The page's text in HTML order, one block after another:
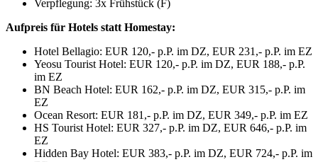
Verpflegung: 3x Frühstück (F)
Aufpreis für Hotels statt Homestay:
Hotel Bellagio: EUR 120,- p.P. im DZ, EUR 231,- p.P. im EZ
Yeosu Tourist Hotel: EUR 120,- p.P. im DZ, EUR 188,- p.P.
im EZ
BN Beach Hotel: EUR 162,- p.P. im DZ, EUR 315,- p.P. im
EZ
Ocean Resort: EUR 181,- p.P. im DZ, EUR 349,- p.P. im EZ
HS Tourist Hotel: EUR 327,- p.P. im DZ, EUR 646,- p.P. im
EZ
Hidden Bay Hotel: EUR 383,- p.P. im DZ, EUR 724,- p.P. im